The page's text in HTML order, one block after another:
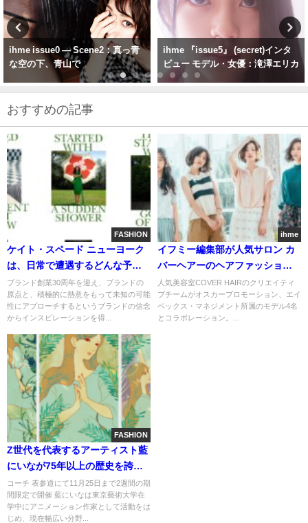
ihme 『issue5』 (secret)インタ
ビュー モデル・女優：滝澤エリカ
ihme（イフミー）とは？｜雑誌
issue0「daydream」原宿フォト
ストーリー紹介
おすすめの記事
FASHION
ケイト・スペード ニューヨーク
は、日常で遭遇するどんな予想
外の出来事も前向きな見方で受
け入れられるよう女性たちを誘
うSpring 2023キャンペーンを公
ブランド創業30周年を迎え、ブランドの
原点と、積極的に熱意をもって未知の可能
性にアプローチするというブランドの信念
からインスピレーションを得...
ihme
イフミー編集部が人気サロン カ
バーヘアーのヘアファッション
BOOKを制作
人気美容室COVER HAIRのクリエイティ
ブチームがオスカープロモーション、エイ
ベックス・マネジメント所属のモデル4名
とコラボレーション。...
FASHION
Z世代を代表するアーティスト藍
にいなが75年以上の歴史を誇る
ライフスタイルブランドコーチ
と期間限定のインスタレーショ
ンを発表
コーチ 表参道にて11月25日まで2週間の期
間限定で開催 藍にいなは東京藝術大学在
学中にアニメーション作家として活動をは
じめ、現在幅広い分野...